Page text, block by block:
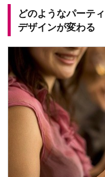
どのようなパーテ
デザインが変わる